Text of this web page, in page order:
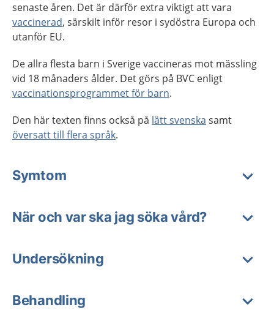
senaste åren. Det är därför extra viktigt att vara
vaccinerad, särskilt inför resor i sydöstra Europa och
utanför EU.
De allra flesta barn i Sverige vaccineras mot mässling
vid 18 månaders ålder. Det görs på BVC enligt
vaccinationsprogrammetför barn.
Den här texten finns också på lätt svenska samt
översatt till flera språk.
Symtom
När och var ska jag söka vård?
Undersökning
Behandling